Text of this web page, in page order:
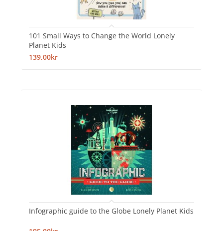
101 Small Ways to Change the World Lonely
Planet Kids
139,00kr
Infographic guide to the Globe Lonely Planet Kids